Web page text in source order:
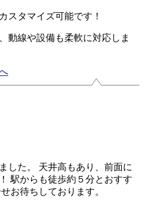
スタマイズ可能です！
動線や設備も柔軟に対応しま
した。 天井高もあり、前面に
駅からも徒歩約５分とおすす
お待ちしております。